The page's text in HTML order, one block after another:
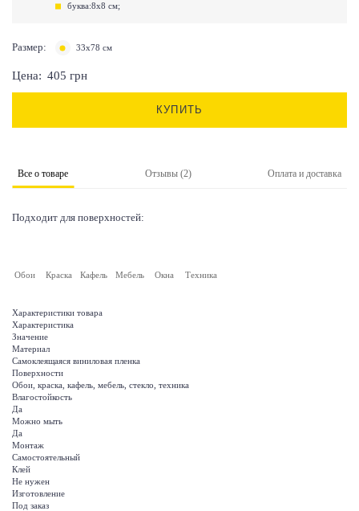
буква:8х8 см;
Размер: 33х78 см
Цена: 405 грн
КУПИТЬ
Все о товаре Отзывы (2) Оплата и доставка
Подходит для поверхностей:
Обои Краска Кафель Мебель Окна Техника
Характеристики товара
Характеристика
Значение
Материал
Самоклеящаяся виниловая пленка
Поверхности
Обои, краска, кафель, мебель, стекло, техника
Влагостойкость
Да
Можно мыть
Да
Монтаж
Самостоятельный
Клей
Не нужен
Изготовление
Под заказ